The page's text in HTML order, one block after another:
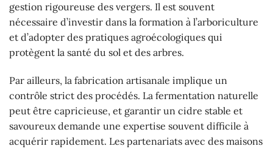
gestion rigoureuse des vergers. Il est souvent
nécessaire d’investir dans la formation à l’arboriculture
et d’adopter des pratiques agroécologiques qui
protègent la santé du sol et des arbres.
Par ailleurs, la fabrication artisanale implique un
contrôle strict des procédés. La fermentation naturelle
peut être capricieuse, et garantir un cidre stable et
savoureux demande une expertise souvent difficile à
acquérir rapidement. Les partenariats avec des maisons